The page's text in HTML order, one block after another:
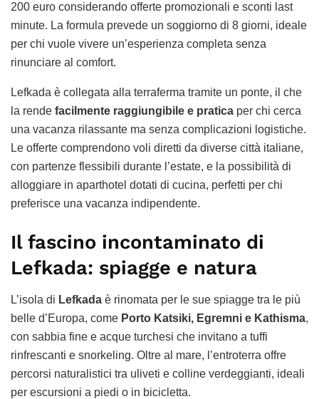
200 euro considerando offerte promozionali e sconti last
minute. La formula prevede un soggiorno di 8 giorni, ideale
per chi vuole vivere un’esperienza completa senza
rinunciare al comfort.
Lefkada è collegata alla terraferma tramite un ponte, il che
la rende facilmente raggiungibile e pratica per chi cerca
una vacanza rilassante ma senza complicazioni logistiche.
Le offerte comprendono voli diretti da diverse città italiane,
con partenze flessibili durante l’estate, e la possibilità di
alloggiare in aparthotel dotati di cucina, perfetti per chi
preferisce una vacanza indipendente.
Il fascino incontaminato di
Lefkada: spiagge e natura
L’isola di Lefkada è rinomata per le sue spiagge tra le più
belle d’Europa, come Porto Katsiki, Egremni e Kathisma,
con sabbia fine e acque turchesi che invitano a tuffi
rinfrescanti e snorkeling. Oltre al mare, l’entroterra offre
percorsi naturalistici tra uliveti e colline verdeggianti, ideali
per escursioni a piedi o in bicicletta.